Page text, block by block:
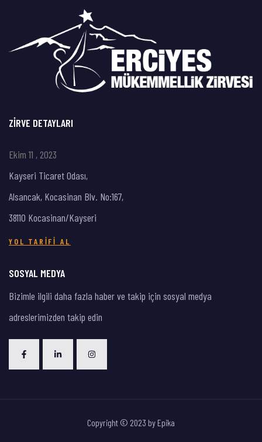
ZIRVE DETAYLARI
Ekim 11 , 2023
Kayseri Ticaret Odası,
Alsancak, Kocasinan Blv. No:167,
38110 Kocasinan/Kayseri
YOL TARIFI AL
SOSYAL MEDYA
Bizimle ilgili daha fazla haber ve takip için sosyal medya
adreslerimizden takip edin
Copyright © 2023 byEpika